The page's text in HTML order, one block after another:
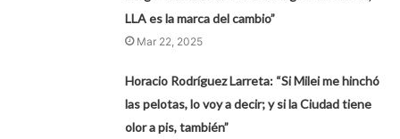
LLA es la marca del cambio”
Mar 22, 2025
Horacio Rodríguez Larreta: “Si Milei me hinchó
las pelotas, lo voy a decir; y si la Ciudad tiene
olor a pis, también”